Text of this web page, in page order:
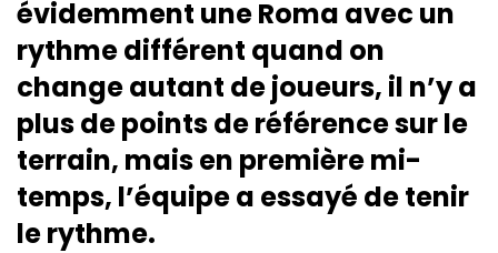
évidemment une Roma avec un
rythme différent quand on
change autant de joueurs, il n’y a
plus de points de référence sur le
terrain, mais en première mi-
temps, l’équipe a essayé de tenir
le rythme.